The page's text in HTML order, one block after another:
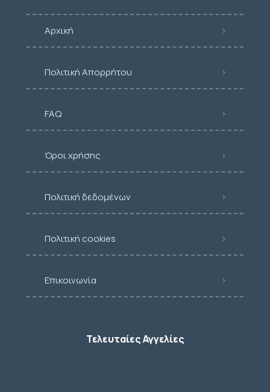
Αρχική
Πολιτική Απορρήτου
FAQ
Όροι χρήσης
Πολιτική δεδομένων
Πολιτική cookies
Επικοινωνία
Τελευταίες Αγγελίες